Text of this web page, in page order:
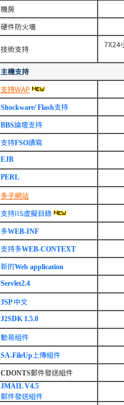
機房
硬件防火墻
技術支持
7X24
主機支持
支持WAP
Shockware/ Flash支持
BBS論壇支持
支持FSO讀寫
EJB
PERL
多子網站
支持IIS虛擬目錄
多WEB-INF
支持多WEB-CONTEXT
新的Web application
Servlet2.4
JSP 中文
J2SDK 1.5.0
動易組件
SA-FileUp 上傳組件
CDONTS郵件發送組件
JMAIL V4.5
郵件發送組件